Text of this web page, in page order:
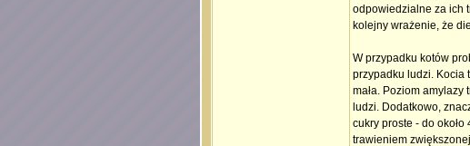
odpowiedzialne za ich
kolejny wrażenie, że
W przypadku kotów
przypadku ludzi. Kocia
mała. Poziom
ludzi. Dodatkowo,
cukry proste - do
trawieniem